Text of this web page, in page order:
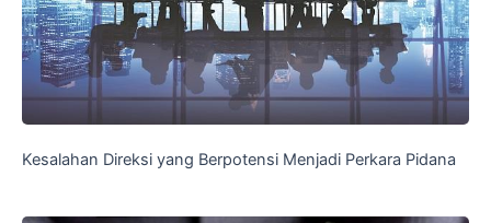
Kesalahan Direksi yang Berpotensi Menjadi Perkara Pidana